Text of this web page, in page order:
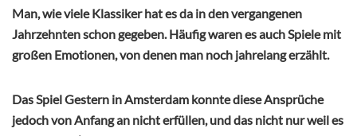
Man, wie viele Klassiker hat es da in den vergangenen
Jahrzehnten schon gegeben. Häufig waren es auch Spiele mit
großen Emotionen, von denen man noch jahrelang erzählt.
Das Spiel Gestern in Amsterdam konnte diese Ansprüche
jedoch von Anfang an nicht erfüllen, und das nicht nur weil es